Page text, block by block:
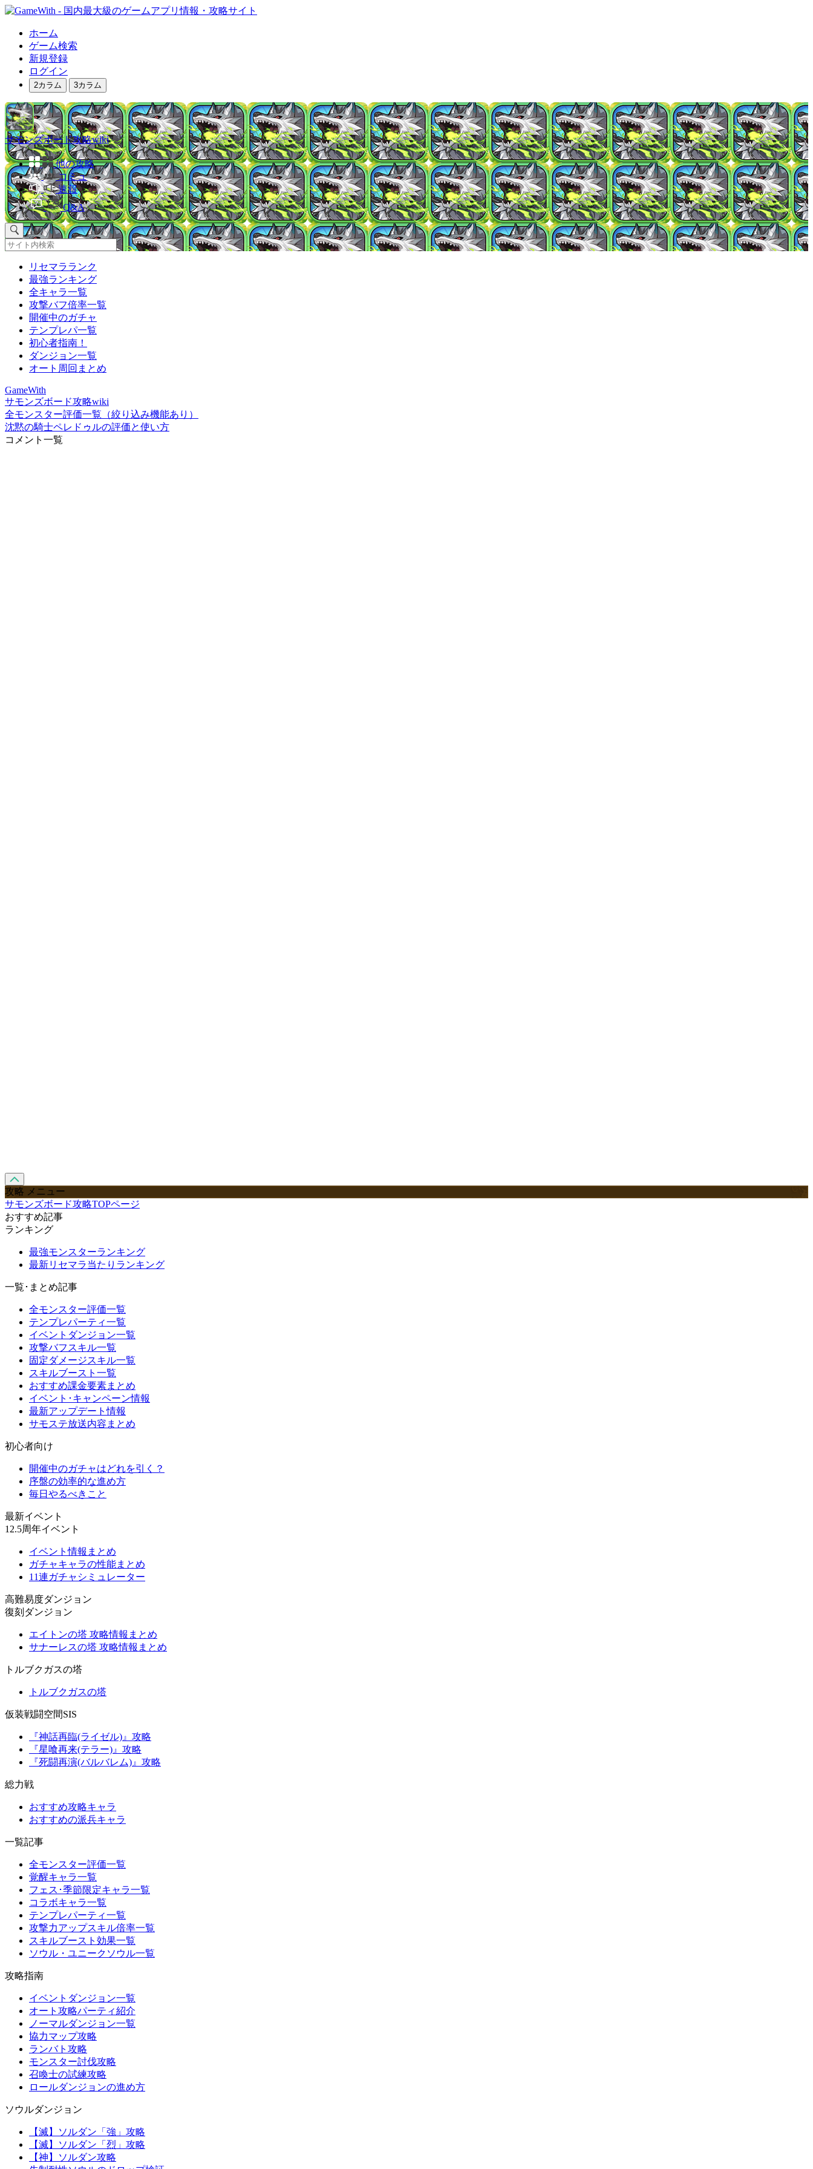
ホーム
ゲーム検索
新規登録
ログイン
2カラム 3カラム
サモンズボード攻略wiki
他の攻略
コミュ
速報
Q&A
リセマラランク
最強ランキング
全キャラ一覧
攻撃バフ倍率一覧
開催中のガチャ
テンプレパ一覧
初心者指南！
ダンジョン一覧
オート周回まとめ
GameWith
サモンズボード攻略wiki
全モンスター評価一覧（絞り込み機能あり）
沈黙の騎士ペレドゥルの評価と使い方
コメント一覧
攻略 メニュー
サモンズボード攻略TOPページ
おすすめ記事
ランキング
最強モンスターランキング
最新リセマラ当たりランキング
一覧･まとめ記事
全モンスター評価一覧
テンプレパーティ一覧
イベントダンジョン一覧
攻撃バフスキル一覧
固定ダメージスキル一覧
スキルブースト一覧
おすすめ課金要素まとめ
イベント･キャンペーン情報
最新アップデート情報
サモステ放送内容まとめ
初心者向け
開催中のガチャはどれを引く？
序盤の効率的な進め方
毎日やるべきこと
最新イベント
12.5周年イベント
イベント情報まとめ
ガチャキャラの性能まとめ
11連ガチャシミュレーター
高難易度ダンジョン
復刻ダンジョン
エイトンの塔 攻略情報まとめ
サナーレスの塔 攻略情報まとめ
トルブクガスの塔
トルブクガスの塔
仮装戦闘空間SIS
『神話再臨(ライゼル)』攻略
『星喰再来(テラー)』攻略
『死闘再演(バルバレム)』攻略
総力戦
おすすめ攻略キャラ
おすすめの派兵キャラ
一覧記事
全モンスター評価一覧
覚醒キャラ一覧
フェス･季節限定キャラ一覧
コラボキャラ一覧
テンプレパーティ一覧
攻撃力アップスキル倍率一覧
スキルブースト効果一覧
ソウル・ユニークソウル一覧
攻略指南
イベントダンジョン一覧
オート攻略パーティ紹介
ノーマルダンジョン一覧
協力マップ攻略
ランバト攻略
モンスター討伐攻略
召喚士の試練攻略
ロールダンジョンの進め方
ソウルダンジョン
【滅】ソルダン「強」攻略
【滅】ソルダン「烈」攻略
【神】ソルダン攻略